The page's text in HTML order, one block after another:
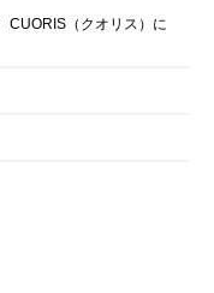
（クオリス）に